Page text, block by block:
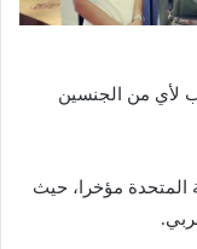
لأي من الجنسين
المتحدة مؤخرا، حيث